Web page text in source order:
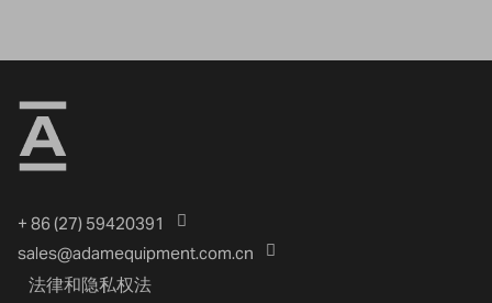
+ 86 (27) 59420391
sales@adamequipment.com.cn
法律和隐私权法